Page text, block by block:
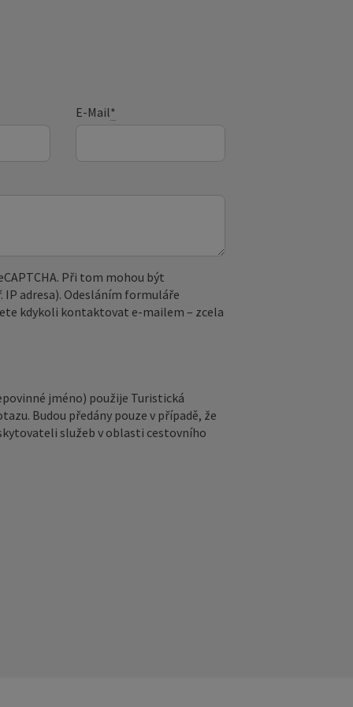
E-Mail*
Při tom mohou být
adresa). Odesláním formuláře
kdykoli kontaktovat e‑mailem – zcela
jméno) použije Turistická
Budou předány pouze v případě, že
služeb v oblasti cestovního